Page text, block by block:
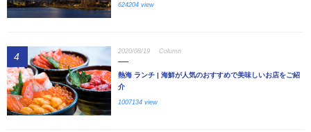
624204 view
4 2020/08/19 Column
熱海 ランチ | 海鮮が人気のおすすめで美味しいお店をご紹
介
1007134 view